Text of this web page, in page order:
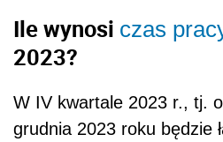
Ile wynosi czas
2023?
W IV kwartale 2023 r., tj.
grudnia 2023 roku będzie